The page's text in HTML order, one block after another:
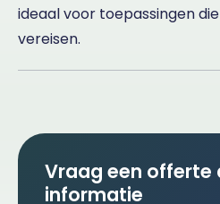
ideaal voor toepassingen
vereisen.
Vraag een offerte
informatie